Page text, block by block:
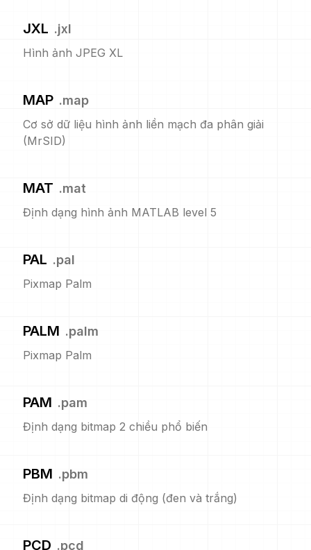
JXL .jxl
Hình ảnh JPEG XL
MAP .map
Cơ sở dữ liệu hình ảnh liền mạch đa phân giải
(MrSID)
MAT .mat
Định dạng hình ảnh MATLAB level 5
PAL .pal
Pixmap Palm
PALM .palm
Pixmap Palm
PAM .pam
Định dạng bitmap 2 chiều phổ biến
PBM .pbm
Định dạng bitmap di động (đen và trắng)
PCD .pcd